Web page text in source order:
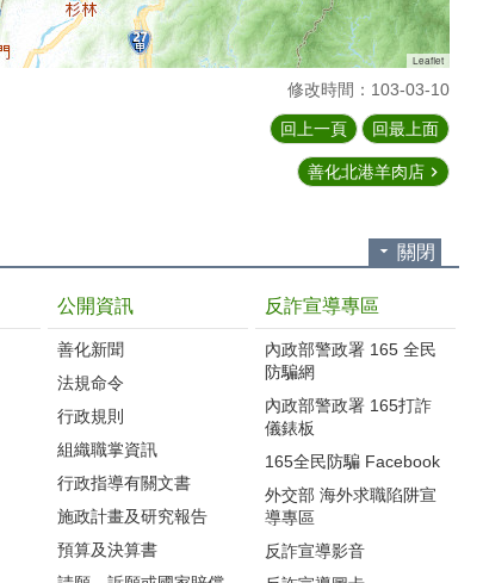
Leaflet
修改時間：103-03-10
回上一頁 回最上面
善化北港羊肉店
關閉
公開資訊
善化新聞
法規命令
行政規則
組織職掌資訊
行政指導有關文書
施政計畫及研究報告
預算及決算書
反詐宣導專區
內政部警政署 165 全民
防騙網
內政部警政署 165打詐
儀錶板
165全民防騙 Facebook
外交部 海外求職陷阱宣
導專區
反詐宣導影音